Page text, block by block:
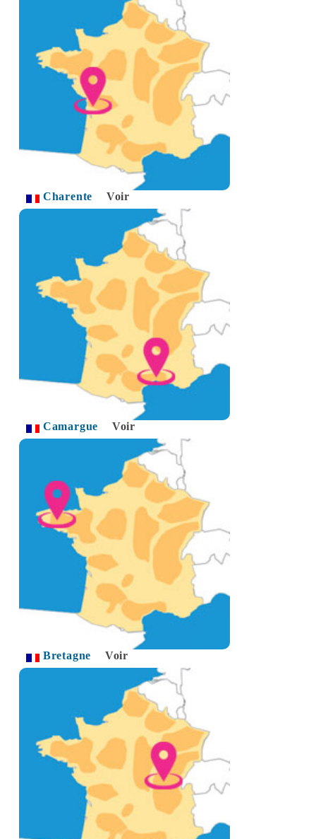
Charente Voir
Camargue Voir
Bretagne Voir